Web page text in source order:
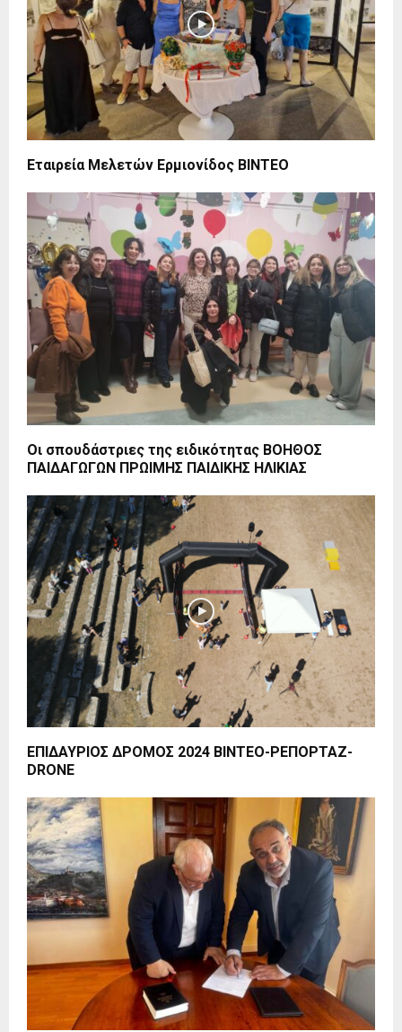
Εταιρεία Μελετών Ερμιονίδος BINTEO
Οι σπουδάστριες της ειδικότητας ΒΟΗΘΟΣ
ΠΑΙΔΑΓΩΓΩΝ ΠΡΩΙΜΗΣ ΠΑΙΔΙΚΗΣ ΗΛΙΚΙΑΣ
ΕΠΙΔΑΥΡΙΟΣ ΔΡΟΜΟΣ 2024 ΒΙΝΤΕΟ-ΡΕΠΟΡΤΑΖ-
DRONE